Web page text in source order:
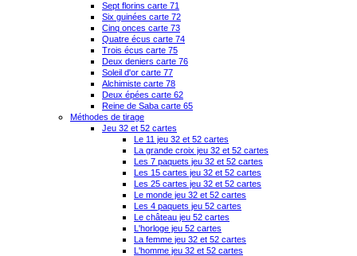
Sept florins carte 71
Six guinées carte 72
Cinq onces carte 73
Quatre écus carte 74
Trois écus carte 75
Deux deniers carte 76
Soleil d'or carte 77
Alchimiste carte 78
Deux épées carte 62
Reine de Saba carte 65
Méthodes de tirage
Jeu 32 et 52 cartes
Le 11 jeu 32 et 52 cartes
La grande croix jeu 32 et 52 cartes
Les 7 paquets jeu 32 et 52 cartes
Les 15 cartes jeu 32 et 52 cartes
Les 25 cartes jeu 32 et 52 cartes
Le monde jeu 32 et 52 cartes
Les 4 paquets jeu 52 cartes
Le château jeu 52 cartes
L'horloge jeu 52 cartes
La femme jeu 32 et 52 cartes
L'homme jeu 32 et 52 cartes